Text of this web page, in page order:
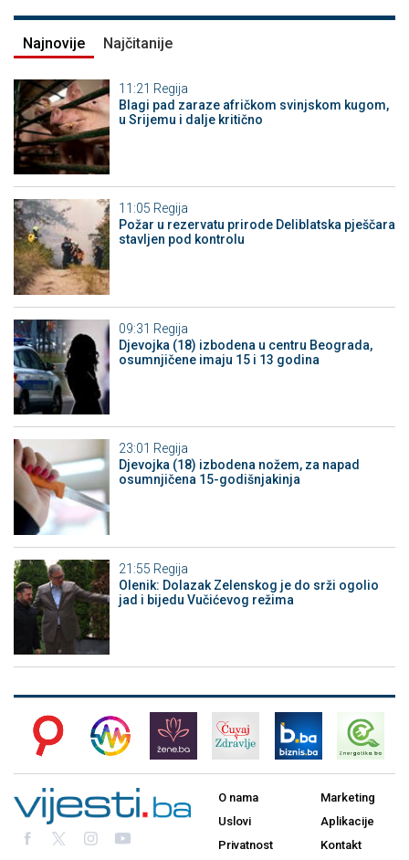
Najnovije Najčitanije
11:21 Regija
Blagi pad zaraze afričkom svinjskom kugom,
u Srijemu i dalje kritično
11:05 Regija
Požar u rezervatu prirode Deliblatska pješčara
stavljen pod kontrolu
09:31 Regija
Djevojka (18) izbodena u centru Beograda,
osumnjičene imaju 15 i 13 godina
23:01 Regija
Djevojka (18) izbodena nožem, za napad
osumnjičena 15-godišnjakinja
21:55 Regija
Olenik: Dolazak Zelenskog je do srži ogolio
jad i bijedu Vučićevog režima
O nama
Uslovi
Privatnost
Marketing
Aplikacije
Kontakt